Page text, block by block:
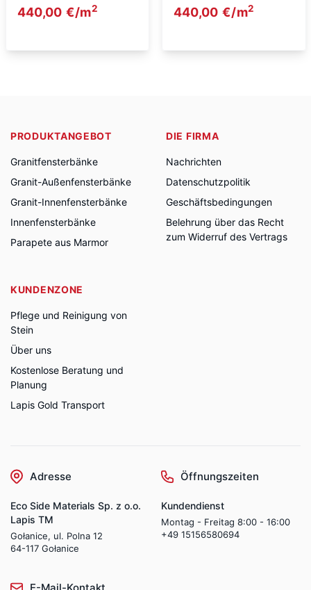
440,00 €/m2 440,00 €/m2
PRODUKTANGEBOT
Granitfensterbänke
Granit-Außenfensterbänke
Granit-Innenfensterbänke
Innenfensterbänke
Parapete aus Marmor
DIE FIRMA
Nachrichten
Datenschutzpolitik
Geschäftsbedingungen
Belehrung über das Recht
zum Widerruf des Vertrags
KUNDENZONE
Pflege und Reinigung von
Stein
Über uns
Kostenlose Beratung und
Planung
Lapis Gold Transport
Adresse
Eco Side Materials Sp. z o.o.
Lapis TM
Gołanice, ul. Polna 12
64-117 Gołanice
Öffnungszeiten
Kundendienst
Montag - Freitag 8:00 - 16:00
+49 15156580694
E-Mail-Kontakt